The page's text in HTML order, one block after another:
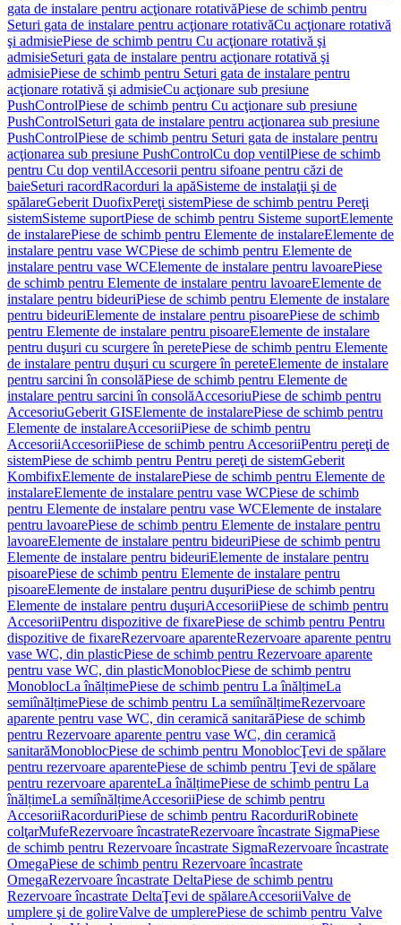
gata de instalare pentru acţionare rotativăPiese de schimb pentru
Seturi gata de instalare pentru acţionare rotativăCu acţionare rotativă
şi admisiePiese de schimb pentru Cu acţionare rotativă şi
admisieSeturi gata de instalare pentru acţionare rotativă şi
admisiePiese de schimb pentru Seturi gata de instalare pentru
acţionare rotativă şi admisieCu acţionare sub presiune
PushControlPiese de schimb pentru Cu acţionare sub presiune
PushControlSeturi gata de instalare pentru acţionarea sub presiune
PushControlPiese de schimb pentru Seturi gata de instalare pentru
acţionarea sub presiune PushControlCu dop ventilPiese de schimb
pentru Cu dop ventilAccesorii pentru sifoane pentru căzi de
baieSeturi racordRacorduri la apăSisteme de instalaţii şi de
spălareGeberit DuofixPereţi sistemPiese de schimb pentru Pereţi
sistemSisteme suportPiese de schimb pentru Sisteme suportElemente
de instalarePiese de schimb pentru Elemente de instalareElemente de
instalare pentru vase WCPiese de schimb pentru Elemente de
instalare pentru vase WCElemente de instalare pentru lavoarePiese
de schimb pentru Elemente de instalare pentru lavoareElemente de
instalare pentru bideuriPiese de schimb pentru Elemente de instalare
pentru bideuriElemente de instalare pentru pisoarePiese de schimb
pentru Elemente de instalare pentru pisoareElemente de instalare
pentru duşuri cu scurgere în peretePiese de schimb pentru Elemente
de instalare pentru duşuri cu scurgere în pereteElemente de instalare
pentru sarcini în consolăPiese de schimb pentru Elemente de
instalare pentru sarcini în consolăAccesoriuPiese de schimb pentru
AccesoriuGeberit GISElemente de instalarePiese de schimb pentru
Elemente de instalareAccesoriiPiese de schimb pentru
AccesoriiAccesoriiPiese de schimb pentru AccesoriiPentru pereţi de
sistemPiese de schimb pentru Pentru pereţi de sistemGeberit
KombifixElemente de instalarePiese de schimb pentru Elemente de
instalareElemente de instalare pentru vase WCPiese de schimb
pentru Elemente de instalare pentru vase WCElemente de instalare
pentru lavoarePiese de schimb pentru Elemente de instalare pentru
lavoareElemente de instalare pentru bideuriPiese de schimb pentru
Elemente de instalare pentru bideuriElemente de instalare pentru
pisoarePiese de schimb pentru Elemente de instalare pentru
pisoareElemente de instalare pentru duşuriPiese de schimb pentru
Elemente de instalare pentru duşuriAccesoriiPiese de schimb pentru
AccesoriiPentru dispozitive de fixarePiese de schimb pentru Pentru
dispozitive de fixareRezervoare aparenteRezervoare aparente pentru
vase WC, din plasticPiese de schimb pentru Rezervoare aparente
pentru vase WC, din plasticMonoblocPiese de schimb pentru
MonoblocLa înălțimePiese de schimb pentru La înălțimeLa
semiînălțimePiese de schimb pentru La semiînălțimeRezervoare
aparente pentru vase WC, din ceramică sanitarăPiese de schimb
pentru Rezervoare aparente pentru vase WC, din ceramică
sanitarăMonoblocPiese de schimb pentru MonoblocŢevi de spălare
pentru rezervoare aparentePiese de schimb pentru Ţevi de spălare
pentru rezervoare aparenteLa înălțimePiese de schimb pentru La
înălțimeLa semiînălțimeAccesoriiPiese de schimb pentru
AccesoriiRacorduriPiese de schimb pentru RacorduriRobinete
colţarMufeRezervoare încastrateRezervoare încastrate SigmaPiese
de schimb pentru Rezervoare încastrate SigmaRezervoare încastrate
OmegaPiese de schimb pentru Rezervoare încastrate
OmegaRezervoare încastrate DeltaPiese de schimb pentru
Rezervoare încastrate DeltaŢevi de spălareAccesoriiValve de
umplere şi de golireValve de umplerePiese de schimb pentru Valve